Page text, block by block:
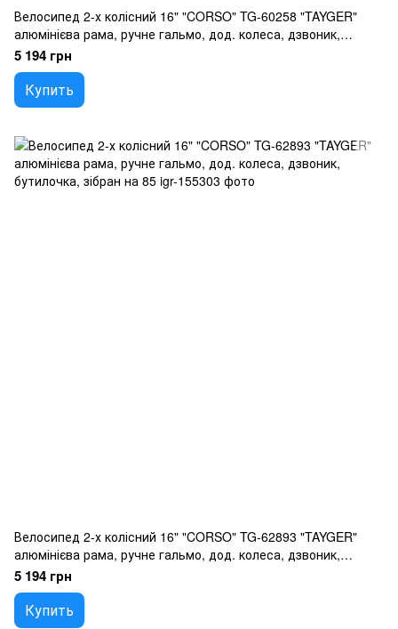
Велосипед 2-х колісний 16" "CORSO" TG-60258 "TAYGER"
алюмінієва рама, ручне гальмо, дод. колеса, дзвоник,
бутилочка, зібран на 85
5 194 грн
Купить
Велосипед 2-х колісний 16" "CORSO" TG-62893 "TAYGER"
алюмінієва рама, ручне гальмо, дод. колеса, дзвоник,
бутилочка, зібран на 85
5 194 грн
Купить